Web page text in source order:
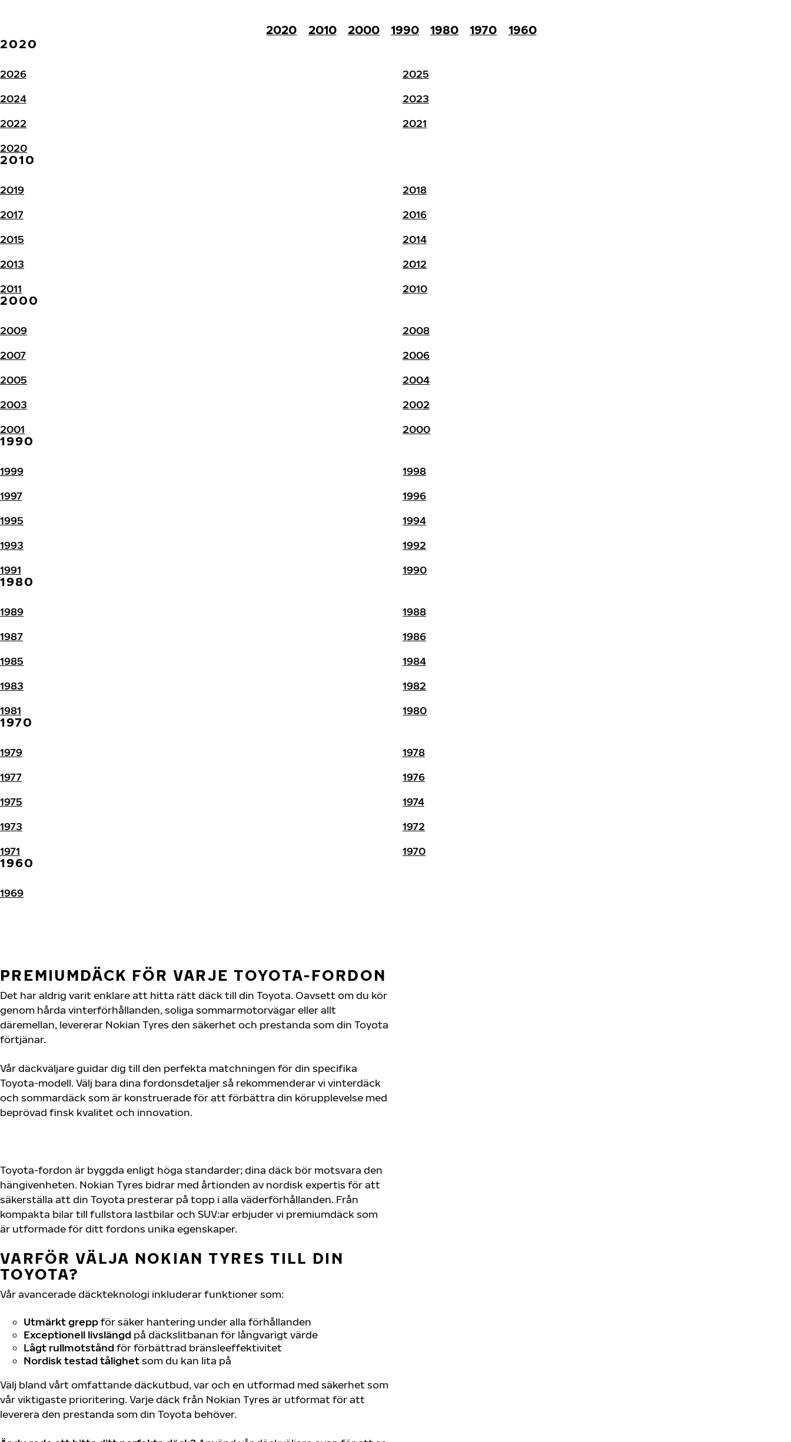
2020 2010 2000 1990 1980 1970
1960
2020
2026
2025
2024
2023
2022
2021
2020
2010
2019
2018
2017
2016
2015
2014
2013
2012
2011
2010
2000
2009
2008
2007
2006
2005
2004
2003
2002
2001
2000
1990
1999
1998
1997
1996
1995
1994
1993
1992
1991
1990
1980
1989
1988
1987
1986
1985
1984
1983
1982
1981
1980
1970
1979
1978
1977
1976
1975
1974
1973
1972
1971
1970
1960
1969
PREMIUMDÄCK FÖR VARJE TOYOTA-FORDON
Det har aldrig varit enklare att hitta rätt däck till din Toyota. Oavsett om du kör
genom hårda vinterförhållanden, soliga sommarmotorvägar eller allt
däremellan, levererar Nokian Tyres den säkerhet och prestanda som din Toyota
förtjänar.
Vår däckväljare guidar dig till den perfekta matchningen för din specifika
Toyota-modell. Välj bara dina fordonsdetaljer så rekommenderar vi vinterdäck
och sommardäck som är konstruerade för att förbättra din körupplevelse med
beprövad finsk kvalitet och innovation.
Toyota-fordon är byggda enligt höga standarder; dina däck bör motsvara den
hängivenheten. Nokian Tyres bidrar med årtionden av nordisk expertis för att
säkerställa att din Toyota presterar på topp i alla väderförhållanden. Från
kompakta bilar till fullstora lastbilar och SUV:ar erbjuder vi premiumdäck som
är utformade för ditt fordons unika egenskaper.
VARFÖR VÄLJA NOKIAN TYRES TILL DIN
TOYOTA?
Vår avancerade däckteknologi inkluderar funktioner som:
Utmärkt greppför säker hantering under alla förhållanden
Exceptionell livslängd på däckslitbanan för långvarigt värde
Lågt rullmotstånd för förbättrad bränsleeffektivitet
Nordisk testad tålighetsom du kan lita på
Välj bland vårt omfattande däckutbud, var och en utformad med säkerhet som
vår viktigaste prioritering. Varje däck från Nokian Tyres är utformat för att
leverera den prestanda som din Toyota behöver.